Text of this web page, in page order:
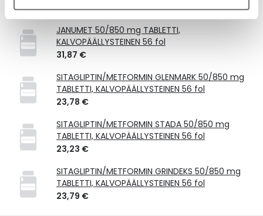
Vastaavat tuotteet
JANUMET 50/850 mg TABLETTI,
KALVOPÄÄLLYSTEINEN 56 fol
31,87 €
SITAGLIPTIN/METFORMIN GLENMARK 50/850 mg
TABLETTI, KALVOPÄÄLLYSTEINEN 56 fol
23,78 €
SITAGLIPTIN/METFORMIN STADA 50/850 mg
TABLETTI, KALVOPÄÄLLYSTEINEN 56 fol
23,23 €
SITAGLIPTIN/METFORMIN GRINDEKS 50/850 mg
TABLETTI, KALVOPÄÄLLYSTEINEN 56 fol
23,79 €